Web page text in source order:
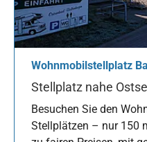
Wohnmobilstellplatz
Stellplatz nahe
Besuchen Sie den
Stellplätzen – nur 150